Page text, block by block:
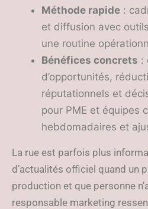
Méthode rapide :
et diffusion avec
une routine
Bénéfices concrets :
d’opportunités,
réputationnels et
pour PME et équipes
hebdomadaires et
La rue est parfois plus
d’actualités officiel quand un
production et que personne
responsable marketing